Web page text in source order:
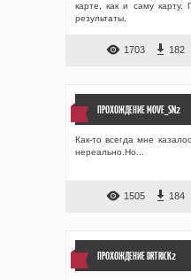
карте, как и саму
результаты.
1703 182
ПРОХОЖДЕНИЕ MOVE_SN2
Как-то всегда мне
нереально.Но...
1505 184
ПРОХОЖДЕНИЕ DRTRICK2